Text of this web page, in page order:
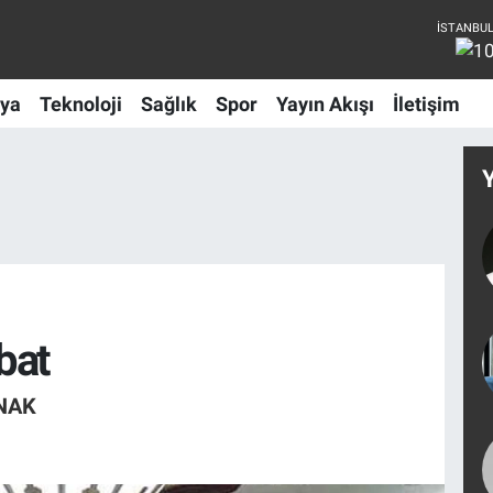
Teknoloji Sağlık Spor Yayın Akışı İletişim